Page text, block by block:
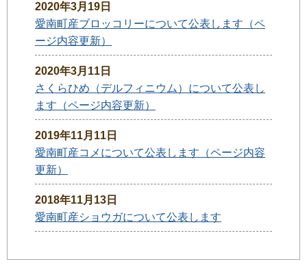
2020年3月19日
愛南町産ブロッコリーについて公表します（ペ
ージ内容更新）
2020年3月11日
さくらひめ（デルフィニウム）について公表し
ます（ページ内容更新）
2019年11月11日
愛南町産コメについて公表します（ページ内容
更新）
2018年11月13日
愛南町産ショウガについて公表します